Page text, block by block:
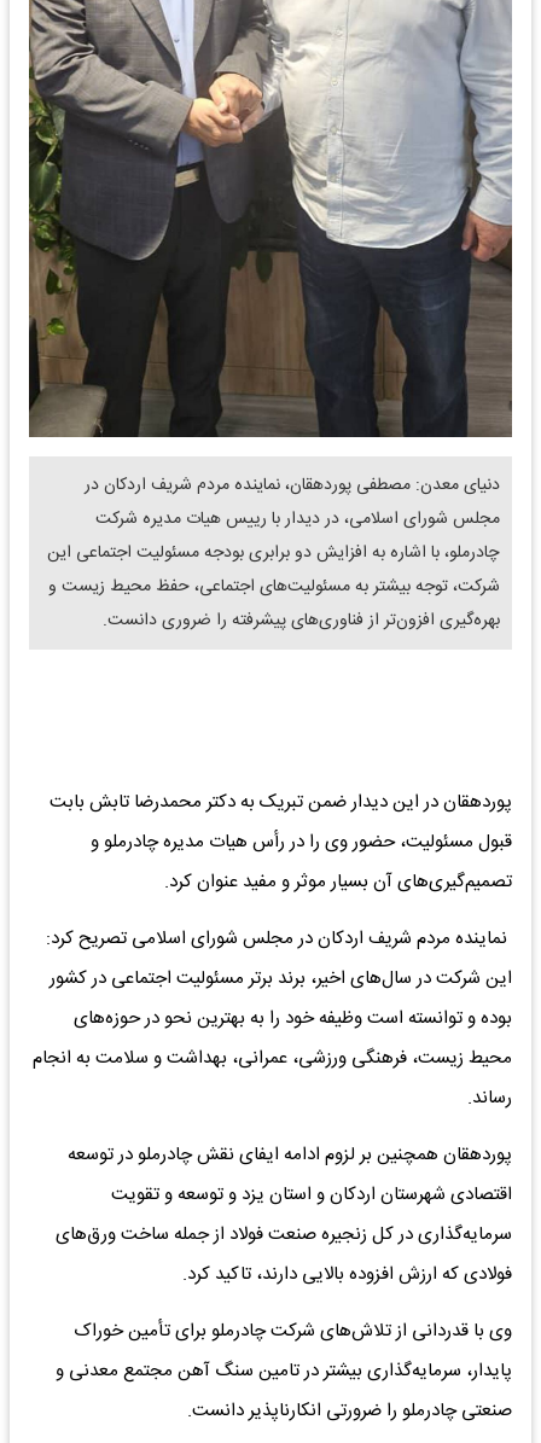
دنیای معدن: مصطفی پوردهقان، نماینده مردم شریف اردکان در
مجلس شورای اسلامی، در دیدار با رییس هیات مدیره شرکت
چادرملو، با اشاره به افزایش دو برابری بودجه مسئولیت اجتماعی این
شرکت، توجه بیشتر به مسئولیت‌های اجتماعی، حفظ محیط زیست و
بهره‌گیری افزون‌تر از فناوری‌های پیشرفته را ضروری دانست.
پوردهقان در این دیدار ضمن تبریک به دکتر محمدرضا تابش بابت
قبول مسئولیت، حضور وی را در رأس هیات مدیره چادرملو و
تصمیم‌گیری‌های آن بسیار موثر و مفید عنوان کرد.
نماینده مردم شریف اردکان در مجلس شورای اسلامی تصریح کرد:
این شرکت در سال‌های اخیر، برند برتر مسئولیت اجتماعی در کشور
بوده و توانسته است وظیفه خود را به بهترین نحو در حوزه‌های
محیط زیست، فرهنگی ورزشی، عمرانی، بهداشت و سلامت به انجام
رساند.
پوردهقان همچنین بر لزوم ادامه ایفای نقش چادرملو در توسعه
اقتصادی شهرستان اردکان و استان یزد و توسعه و تقویت
سرمایه‌گذاری در کل زنجیره صنعت فولاد از جمله ساخت ورق‌های
فولادی که ارزش افزوده بالایی دارند، تاکید کرد.
وی با قدردانی از تلاش‌های شرکت چادرملو برای تأمین خوراک
پایدار، سرمایه‌گذاری بیشتر در تامین سنگ آهن مجتمع معدنی و
صنعتی چادرملو را ضرورتی انکارناپذیر دانست.